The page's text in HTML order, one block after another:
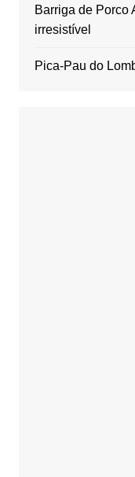
Barriga de Porco
irresistível
Pica-Pau do